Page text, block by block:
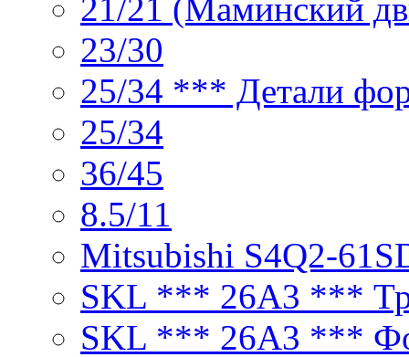
21/21 (Маминский
23/30
25/34 *** Детали
25/34
36/45
8.5/11
Mitsubishi S4Q2-
SKL *** 26A3 ***
SKL *** 26A3 ***